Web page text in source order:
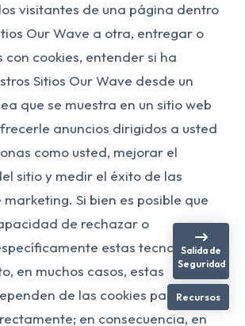
visitantes de una página dentro
Our Wave a otra, entregar o
con cookies, entender si ha
Sitios Our Wave desde un
que se muestra en un sitio web
anuncios dirigidos a usted
como usted, mejorar el
sitio y medir el éxito de las
Si bien es posible que
de rechazar o
estas tecnologías
en muchos casos, estas
de las cookies para
en consecuencia, en
Salida de
Seguridad
Recursos